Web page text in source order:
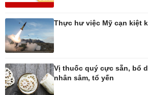
Khởi nghiệp
Tỷ giá
Thực hư việc Mỹ cạn kiệt
Vị thuốc quý cực sẵn, bổ
nhân sâm, tổ yến